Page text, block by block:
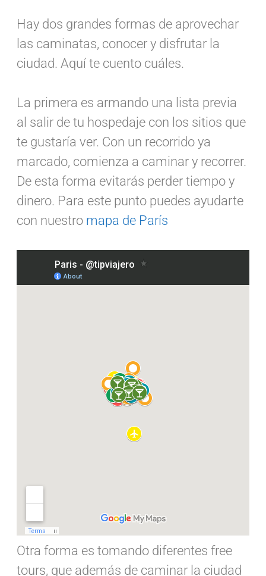
Hay dos grandes formas de aprovechar
las caminatas, conocer y disfrutar la
ciudad. Aquí te cuento cuáles.
La primera es armando una lista previa
al salir de tu hospedaje con los sitios que
te gustaría ver. Con un recorrido ya
marcado, comienza a caminar y recorrer.
De esta forma evitarás perder tiempo y
dinero. Para este punto puedes ayudarte
con nuestro mapa de París
Otra forma es tomando diferentes free
tours, que además de caminar la ciudad